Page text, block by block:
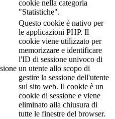
cookie nella categoria
"Statistiche".
Questo cookie è nativo per
le applicazioni PHP. Il
cookie viene utilizzato per
memorizzare e identificare
l'ID di sessione univoco di
un utente allo scopo di
gestire la sessione dell'utente
sul sito web. Il cookie è un
cookie di sessione e viene
eliminato alla chiusura di
tutte le finestre del browser.